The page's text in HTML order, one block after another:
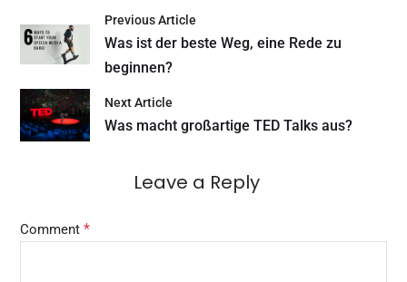
Previous Article
Was ist der beste Weg, eine Rede zu
beginnen?
Next Article
Was macht großartige TED Talks aus?
Leave a Reply
Comment *